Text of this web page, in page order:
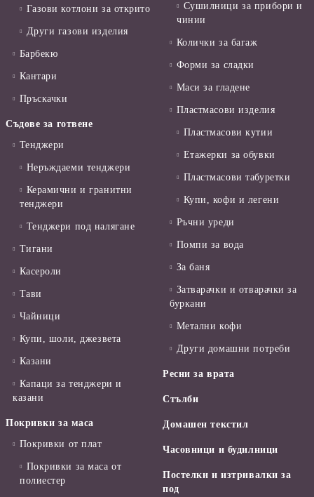
Газови котлони за открито
Други газови изделия
Барбекю
Кантари
Пръскачки
Съдове за готвене
Тенджери
Неръждаеми тенджери
Керамични и гранитни
тенджери
Тенджери под налягане
Тигани
Касероли
Тави
Чайници
Купи, шоли, джезвета
Казани
Капаци за тенджери и
казани
Покривки за маса
Покривки от плат
Покривки за маса от
полиестер
Сушилници за прибори и
чинии
Колички за багаж
Форми за сладки
Маси за гладене
Пластмасови изделия
Пластмасови кутии
Етажерки за обувки
Пластмасови табуретки
Купи, кофи и легени
Ръчни уреди
Помпи за вода
За баня
Затварачки и отварачки за
буркани
Метални кофи
Други домашни потреби
Ресни за врата
Стълби
Домашен текстил
Часовници и будилници
Постелки и изтривалки за
под